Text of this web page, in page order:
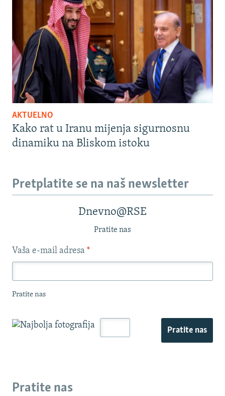
AKTUELNO
Kako rat u Iranu mijenja sigurnosnu
dinamiku na Bliskom istoku
Pretplatite se na naš newsletter
Dnevno@RSE
Pratite nas
Vaša e-mail adresa *
Pratite nas
Pratite nas
Pratite nas